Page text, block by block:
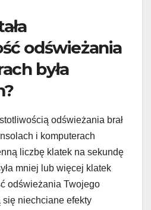
odświeżania
była
odświeżania brał
i komputerach
liczbę klatek na sekundę
mniej lub więcej klatek
odświeżania Twojego
niechciane efekty